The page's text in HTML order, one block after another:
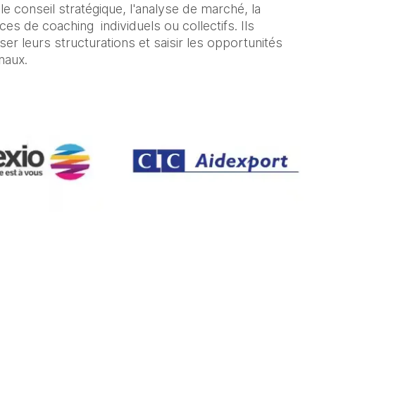
conseil stratégique, l'analyse de marché, la
de coaching  individuels ou collectifs. Ils
leurs structurations et saisir les opportunités